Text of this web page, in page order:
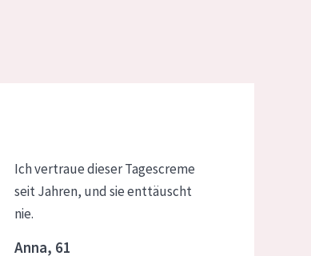
Ich vertraue dieser Tagescreme
seit Jahren, und sie enttäuscht
nie.
Anna, 61